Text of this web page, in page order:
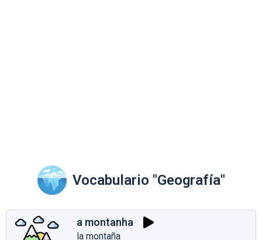
Vocabulario "Geografía"
a montanha
la montaña